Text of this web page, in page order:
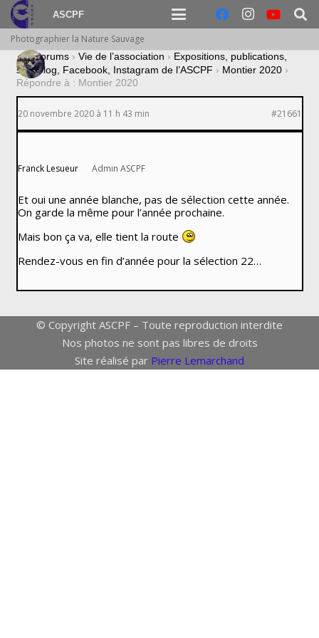
ASCPF
Photographier la Nature Sauvage
› Forums › Vie de l’association › Expositions, publications,
site, blog, Facebook, Instagram de l’ASCPF › Montier 2020 ›
Répondre à : Montier 2020
20 novembre 2020 à 11 h 43 min #21661
Franck Lesueur Admin ASCPF
Et oui une année blanche, pas de sélection cette année.
On garde la même pour l’année prochaine.
Mais bon ça va, elle tient la route
Rendez-vous en fin d’année pour la sélection 22…
© Copyright ASCPF – Toute reproduction interdite
Nos photos ne sont pas libres de droits
Site réalisé par Pierre Lemarchand